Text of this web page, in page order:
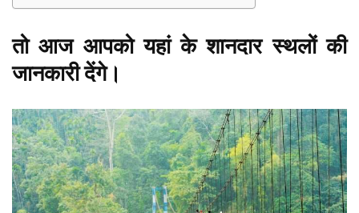
तो आज आपको यहां के शानदार स्थलों की
जानकारी देंगे।